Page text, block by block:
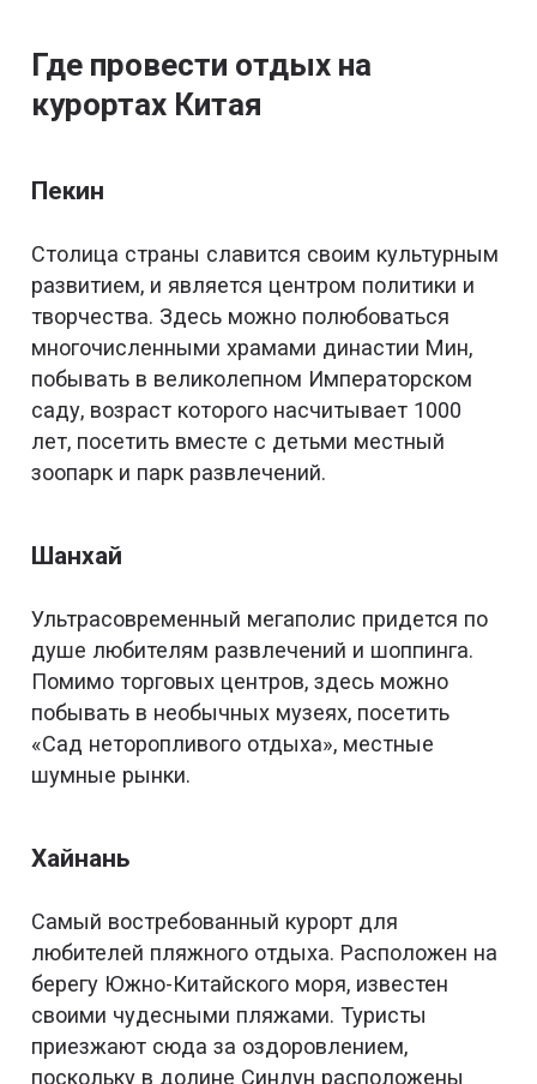
Где провести отдых на
курортах Китая
Пекин
Столица страны славится своим культурным
развитием, и является центром политики и
творчества. Здесь можно полюбоваться
многочисленными храмами династии Мин,
побывать в великолепном Императорском
саду, возраст которого насчитывает 1000
лет, посетить вместе с детьми местный
зоопарк и парк развлечений.
Шанхай
Ультрасовременный мегаполис придется по
душе любителям развлечений и шоппинга.
Помимо торговых центров, здесь можно
побывать в необычных музеях, посетить
«Сад неторопливого отдыха», местные
шумные рынки.
Хайнань
Самый востребованный курорт для
любителей пляжного отдыха. Расположен на
берегу Южно-Китайского моря, известен
своими чудесными пляжами. Туристы
приезжают сюда за оздоровлением,
поскольку в долине Синлун расположены